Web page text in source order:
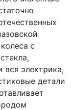
с
электрика,
детали